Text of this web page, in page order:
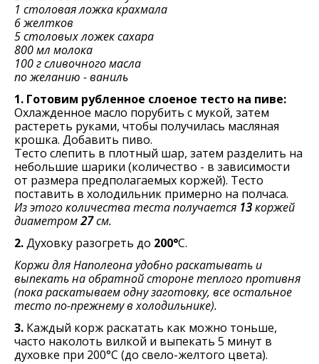
1 столовая ложка крахмала
6 желтков
5 столовых ложек сахара
800 мл молока
100 г сливочного масла
по желанию - ваниль
1. Готовим рубленное слоеное тесто на пиве:
Охлажденное масло порубить с мукой, затем
растереть руками, чтобы получилась масляная
крошка. Добавить пиво.
Тесто слепить в плотный шар, затем разделить на
небольшие шарики (количество - в зависимости
от размера предполагаемых коржей). Тесто
поставить в холодильник примерно на полчаса.
Из этого количества теста получается 13коржей
диаметром27см.
2.Духовку разогреть до 200°С.
Коржи для Наполеона удобно раскатывать и
выпекать на обратной стороне теплого противня
(пока раскатываем одну заготовку, все остальное
тесто по-прежнему в холодильнике).
3. Каждый корж раскатать как можно тоньше,
часто наколоть вилкой и выпекать 5 минут в
духовке при 200°С (до свело-желтого цвета).